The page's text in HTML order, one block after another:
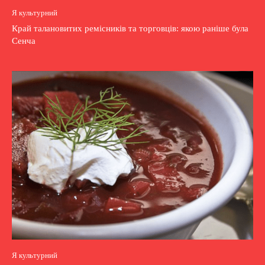
Я культурний
Край талановитих ремісників та торговців: якою раніше була
Сенча
Я культурний